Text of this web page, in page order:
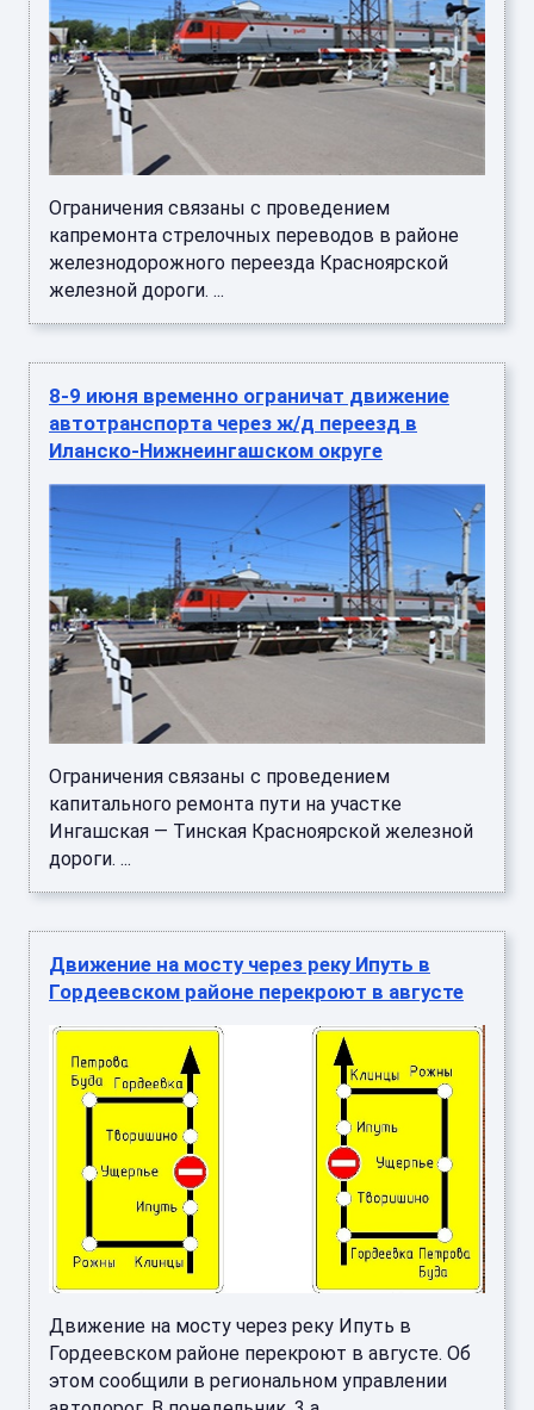
Ограничения связаны с проведением
капремонта стрелочных переводов в районе
железнодорожного переезда Красноярской
железной дороги. ...
8-9 июня временно ограничат движение
автотранспорта через ж/д переезд в
Иланско-Нижнеингашском округе
Ограничения связаны с проведением
капитального ремонта пути на участке
Ингашская — Тинская Красноярской железной
дороги. ...
Движение на мосту через реку Ипуть в
Гордеевском районе перекроют в августе
Движение на мосту через реку Ипуть в
Гордеевском районе перекроют в августе. Об
этом сообщили в региональном управлении